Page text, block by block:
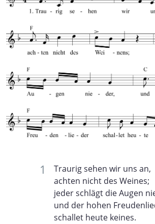
Traurig sehen wir uns an,
achten nicht des Weines;
jeder schlägt die Augen
und der hohen
schallet heute keines.